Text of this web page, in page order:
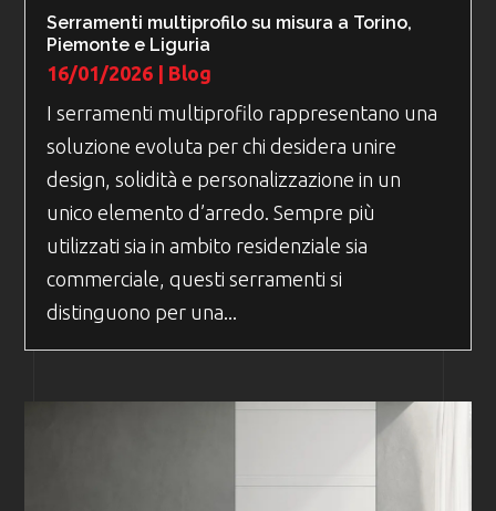
Serramenti multiprofilo su misura a Torino,
Piemonte e Liguria
16/01/2026 | Blog
I serramenti multiprofilo rappresentano una
soluzione evoluta per chi desidera unire
design, solidità e personalizzazione in un
unico elemento d’arredo. Sempre più
utilizzati sia in ambito residenziale sia
commerciale, questi serramenti si
distinguono per una...